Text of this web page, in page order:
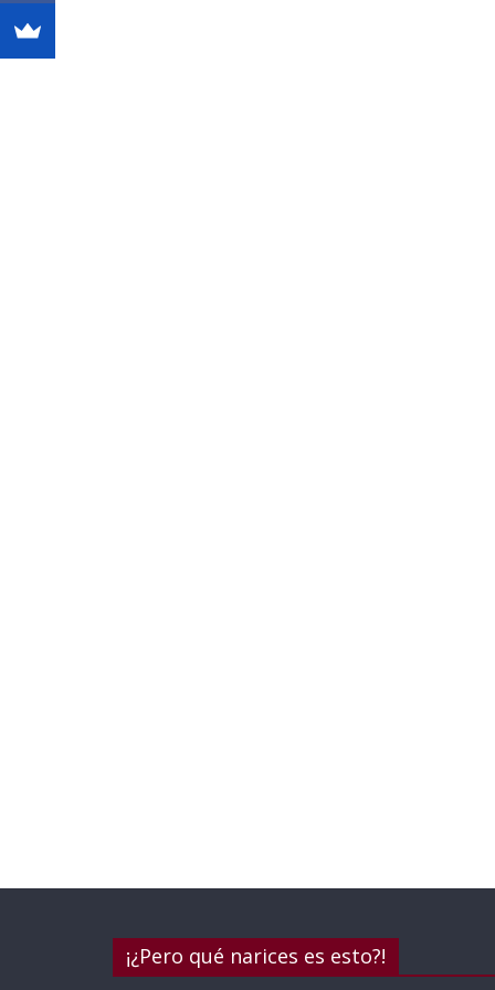
¡¿Pero qué narices es esto?!